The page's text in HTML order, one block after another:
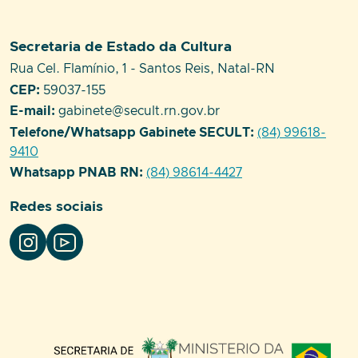
Setor responsável:
Secretaria de Estado da Cultura
Endereço:
Rua Cel. Flamínio, 1 - Santos Reis, Natal-RN
CEP: 59037-155
E-mail: gabinete@secult.rn.gov.br
Telefone/Whatsapp Gabinete SECULT: (84) 99618-
9410
Whatsapp PNAB RN: (84) 98614-4427
Redes sociais